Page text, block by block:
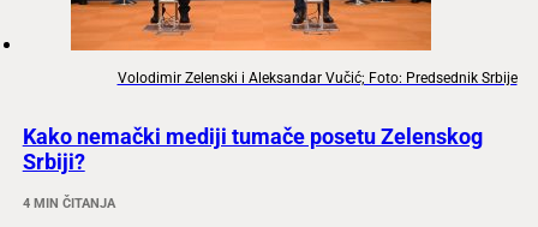
Volodimir Zelenski i Aleksandar Vučić; Foto: Predsednik Srbije
Kako nemački mediji tumače posetu Zelenskog
Srbiji?
4 MIN ČITANJA